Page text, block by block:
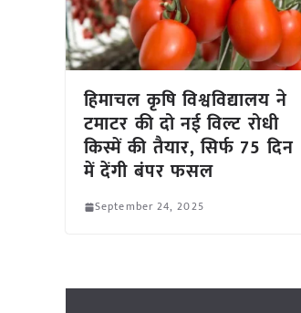
हिमाचल कृषि विश्वविद्यालय ने
टमाटर की दो नई विल्ट रोधी
किस्में की तैयार, सिर्फ 75 दिन
में देंगी बंपर फसल
September 24, 2025